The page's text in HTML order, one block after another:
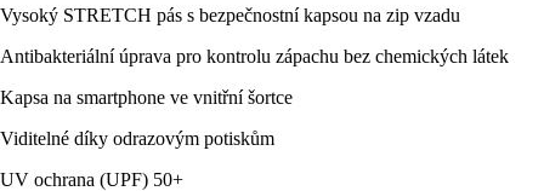
Vysoký STRETCH pás s bezpečnostní kapsou na zip vzadu
Antibakteriální úprava pro kontrolu zápachu bez chemických látek
Kapsa na smartphone ve vnitřní šortce
Viditelné díky odrazovým potiskům
UV ochrana (UPF) 50+